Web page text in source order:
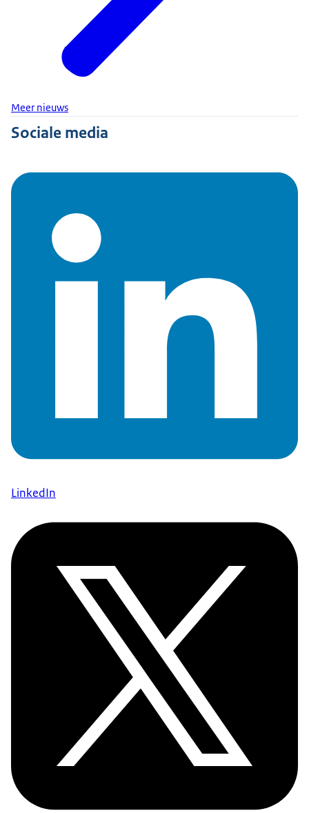
Meer nieuws
Sociale media
LinkedIn